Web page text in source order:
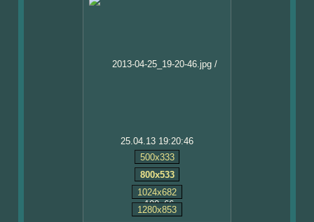
25.04.13 19:20:46
500x333
800x533
1024x682
1280x853